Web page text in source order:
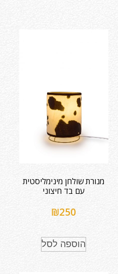
מנורת שולחן מינימליסטית
עם בד חיצוני
₪250
הוספה לסל